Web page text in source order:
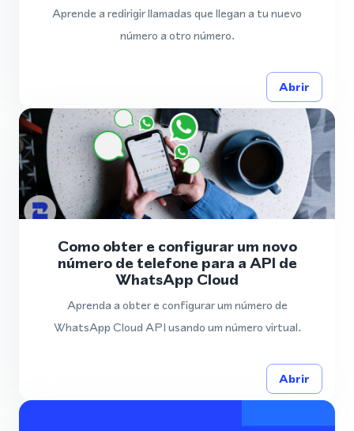
Aprende a redirigir llamadas que llegan a tu nuevo
número a otro número.
Abrir
Como obter e configurar um novo
número de telefone para a API de
WhatsApp Cloud
Aprenda a obter e configurar um número de
WhatsApp Cloud API usando um número virtual.
Abrir